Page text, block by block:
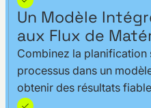
Un Modèle
aux Flux de
Combinez la
processus dans un
obtenir des résultats